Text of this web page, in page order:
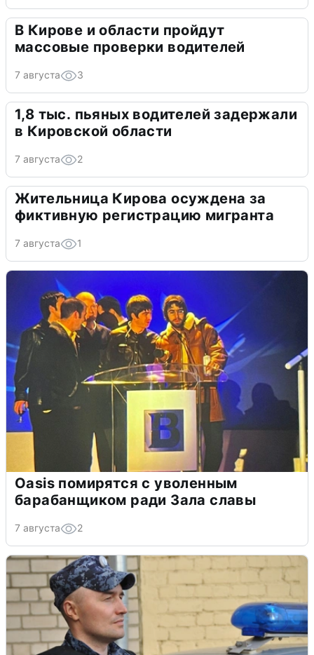
В Кирове и области пройдут
массовые проверки водителей
7 августа 3
1,8 тыс. пьяных водителей задержали
в Кировской области
7 августа 2
Жительница Кирова осуждена за
фиктивную регистрацию мигранта
7 августа 1
Oasis помирятся с уволенным
барабанщиком ради Зала славы
7 августа 2